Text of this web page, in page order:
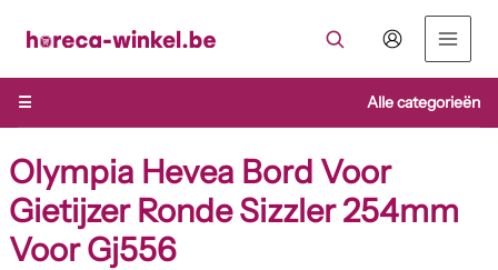
naar
inhoud
☰
Alle categorieën
Olympia Hevea Bord Voor
Gietijzer Ronde Sizzler 254mm
Voor Gj556